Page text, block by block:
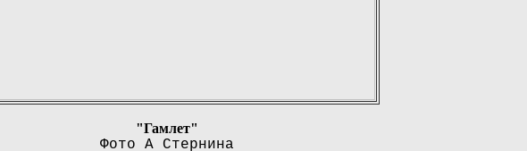
"Гамлет"
Фото А Стернина